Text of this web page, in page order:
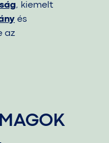
, kiemelt
és
az